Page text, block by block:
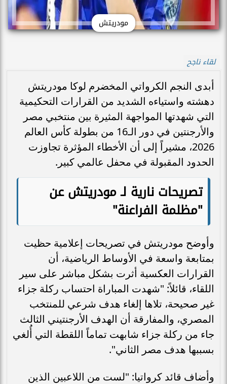
مودريتش
لقاء ناجح
أبدى النجم الكرواتي المخضرم لوكا مودريتش
دهشته واستياءه الشديد من القرارات التحكيمية
التي شهدتها المواجهة المثيرة بين منتخبي مصر
والأرجنتين في دور الـ16 من بطولة كأس العالم
2026، مشيراً إلى أن الأخطاء المؤثرة تجاوزت
الحدود المقبولة في محفل عالمي كبير.
تصريحات نارية لـ مودريتش عن
"مظلمة الفراعنة"
وأوضح مودريتش في تصريحات إعلامية حظيت
بمتابعة واسعة في الأوساط الرياضية، أن
القرارات العكسية أثرت بشكل مباشر على سير
اللقاء، قائلاً: "شهدت المباراة احتساب ركلة جزاء
غير صحيحة، تلاها إلغاء هدف شرعي للمنتخب
المصري، والمفارقة أن الهدف الأرجنتيني الثالث
جاء من ركلة جزاء شابهت تماماً اللقطة التي أُلغي
بسببها هدف مصر الثاني".
وأضاف قائد كرواتيا: "لست من اللاعبين الذين